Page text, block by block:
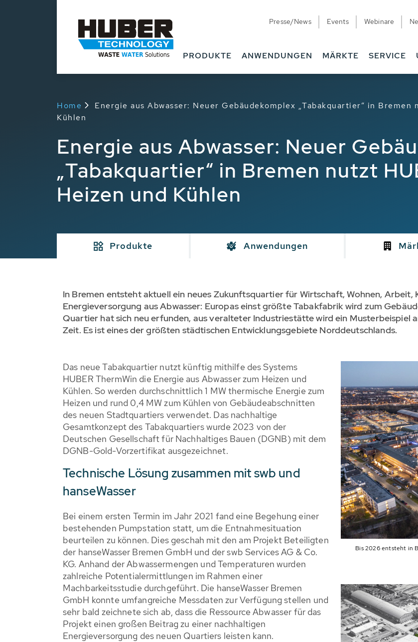
Presse/News Events Webinare
PRODUKTE ANWENDUNGEN MÄRKTE SERVICE
Home
Energie aus Abwasser: Neuer Gebäudekomplex „Tabakquartier“ in Bremen
Kühlen
Energie aus Abwasser: Neuer
„Tabakquartier“ in Bremen nutzt
Heizen und Kühlen
Produkte Anwendungen
In Bremen entsteht aktuell ein neues Zukunftsquartier für Wirtschaft, Wohnen,
Energieversorgung aus Abwasser: Europas einst größte Tabakfabrik wird zum
Quartier hat sich neu erfunden, aus veralteter Industriestätte wird ein Musterbeispiel
Zeit. Es ist eines der größten städtischen Entwicklungsgebiete Norddeutschlands.
Das neue Tabakquartier nutzt künftig mithilfe des Systems
HUBER ThermWin die Energie aus Abwasser zum Heizen und
Kühlen. So werden durchschnittlich 1 MW thermische Energie zum
Heizen und rund 0,4 MW zum Kühlen von Gebäudeabschnitten
des neuen Stadtquartiers verwendet. Das nachhaltige
Gesamtkonzept des Tabakquartiers wurde 2023 von der
Deutschen Gesellschaft für Nachhaltiges Bauen (DGNB) mit dem
DGNB-Gold-Vorzertifikat ausgezeichnet.
Technische Lösung zusammen mit swb und
hanseWasser
Bei einem ersten Termin im Jahr 2021 fand eine Begehung einer
bestehenden Pumpstation statt, um die Entnahmesituation
beurteilen zu können. Dies geschah mit den am Projekt Beteiligten
der hanseWasser Bremen GmbH und der swb Services AG & Co.
KG. Anhand der Abwassermengen und Temperaturen wurden
zahlreiche Potentialermittlungen im Rahmen einer
Machbarkeitsstudie durchgeführt. Die hanseWasser Bremen
GmbH konnte umfangreiche Messdaten zur Verfügung stellen und
sehr bald zeichnete sich ab, dass die Ressource Abwasser für das
Projekt einen großen Beitrag zu einer nachhaltigen
Energieversorgung des neuen Quartiers leisten kann.
Bis 2026 entsteht in